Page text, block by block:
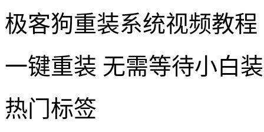
极客狗重装系统视频教程
一键重装 无需等待小白
热门标签